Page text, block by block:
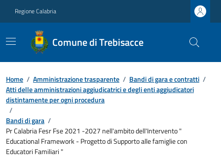
Regione Calabria
Comune di Trebisacce
Home / Amministrazione trasparente / Bandi di gara e contratti /
Atti delle amministrazioni aggiudicatrici e degli enti aggiudicatori
distintamente per ogni procedura
/
Bandi di gara /
Pr Calabria Fesr Fse 2021 -2027 nell'ambito dell'Intervento "
Educational Framework - Progetto di Supporto alle famiglie con
Educatori Familiari "